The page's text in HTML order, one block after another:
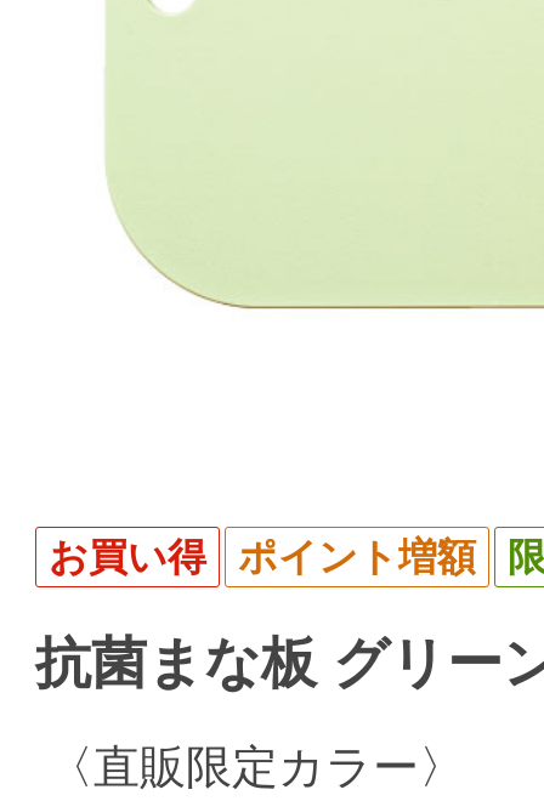
お買い得 ポイント増額
抗菌まな板 グリー
〈直販限定カラー〉